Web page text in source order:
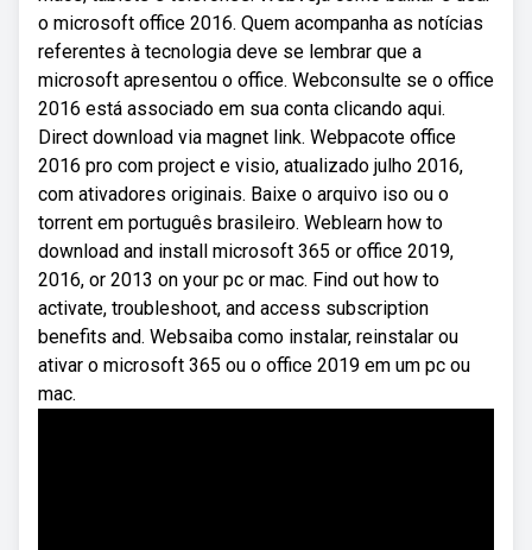
o microsoft office 2016. Quem acompanha as notícias
referentes à tecnologia deve se lembrar que a
microsoft apresentou o office. Webconsulte se o office
2016 está associado em sua conta clicando aqui.
Direct download via magnet link. Webpacote office
2016 pro com project e visio, atualizado julho 2016,
com ativadores originais. Baixe o arquivo iso ou o
torrent em português brasileiro. Weblearn how to
download and install microsoft 365 or office 2019,
2016, or 2013 on your pc or mac. Find out how to
activate, troubleshoot, and access subscription
benefits and. Websaiba como instalar, reinstalar ou
ativar o microsoft 365 ou o office 2019 em um pc ou
mac.